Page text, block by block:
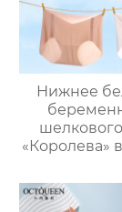
Нижнее
«Королева»
с низкой
ранних,